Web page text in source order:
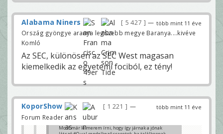
több mint 11 éve
Alabama Niners 5 427
—
Ország gyöngye aranya legszebb megye Baranya....kivéve
Komló
Az SEC, különösen az SEC West magasan
kiemelkedik az egyetemi fociból, ez tény!
több mint 11 éve
KoporShow 1 221
—
Forum Reader
Most már le merem írni, hogy így járnak a jónak